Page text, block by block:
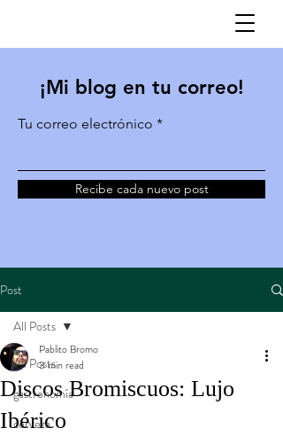
¡Mi blog en tu correo!
Tu correo electrónico
Recibe cada nuevo post
Post
All Posts
gastronomía
cerveza
All Posts
Discos Bromiscuos: Lujo
Ibérico
Pablito Bromo
3 min read